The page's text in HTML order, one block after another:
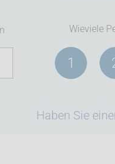
Wieviele
1
Haben Sie